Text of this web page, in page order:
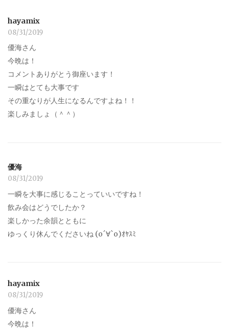
hayamix
08/31/2019
優海さん
今晩は！
コメントありがとう御座います！
一瞬はとても大事です
その重なりが人生になるんですよね！！
楽しみましょ（＾＾）
優海
08/31/2019
一瞬を大事に感じることっていいですね！
飲み会はどうでしたか？
楽しかった余韻とともに
ゆっくり休んでくださいね (о´∀`о)ｵﾔｽﾐ
hayamix
08/31/2019
優海さん
今晩は！